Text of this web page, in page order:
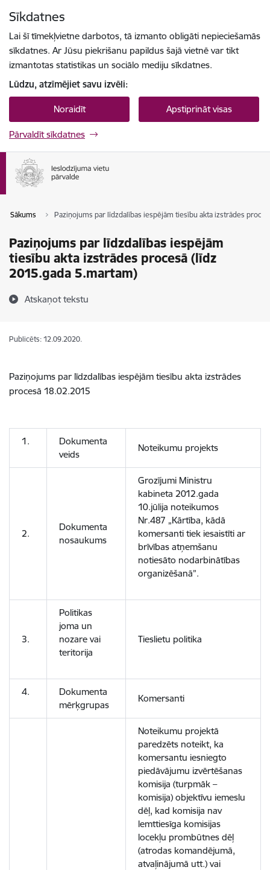
Sīkdatnes
Lai šī tīmekļvietne darbotos, tā izmanto obligāti nepieciešamās
sīkdatnes. Ar Jūsu piekrišanu papildus šajā vietnē var tikt
izmantotas statistikas un sociālo mediju sīkdatnes.
Lūdzu, atzīmējiet savu izvēli:
Noraidīt Apstiprināt visas
Pārvaldīt sīkdatnes
Sākums Paziņojums par līdzdalības iespējām tiesību akta izstrādes
Paziņojums par līdzdalības iespējām
tiesību akta izstrādes procesā (līdz
2015.gada 5.martam)
Atskaņot tekstu
Publicēts: 12.09.2020.
Paziņojums par līdzdalības iespējām tiesību akta izstrādes
procesā 18.02.2015
1.
Dokumenta
veids
Noteikumu projekts
2.
Dokumenta
nosaukums
Grozījumi Ministru
kabineta 2012.gada
10.jūlija noteikumos
Nr.487 „Kārtība, kādā
komersanti tiek iesaistīti ar
brīvības atņemšanu
notiesāto nodarbinātības
organizēšanā”.
3.
Politikas
joma un
nozare vai
teritorija
Tieslietu politika
4.
Dokumenta
mērķgrupas
Komersanti
Noteikumu projektā
paredzēts noteikt, ka
komersantu iesniegto
piedāvājumu izvērtēšanas
komisija (turpmāk –
komisija) objektīvu iemeslu
dēļ, kad komisija nav
lemttiesīga komisijas
locekļu prombūtnes dēļ
(atrodas komandējumā,
atvaļinājumā utt.) vai